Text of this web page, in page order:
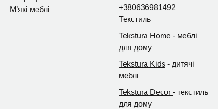
Мʼякі меблі
+380636981492
Текстиль
Tekstura Home - меблі
для дому
Tekstura Kids - дитячі
меблі
Tekstura Decor - текстиль
для дому